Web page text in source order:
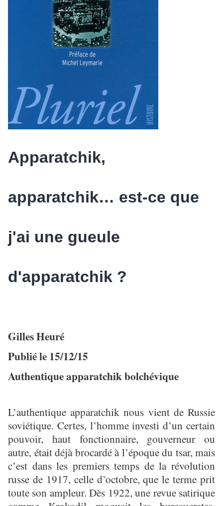
Apparatchik,
apparatchik… est-ce que
j'ai une gueule
d'apparatchik ?
Gilles Heuré
Publié le 15/12/15
Authentique apparatchik bolchévique
L’authentique apparatchik nous vient de Russie
soviétique. Certes, l’homme investi d’un certain
pouvoir, haut fonctionnaire, gouverneur ou
autre, était déjà brocardé à l’époque du tsar, mais
c’est dans les premiers temps de la révolution
russe de 1917, celle d’octobre, que le terme prit
toute son ampleur. Dès 1922, une revue satirique